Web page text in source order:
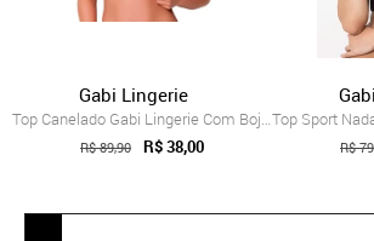
Gabi Lingerie
Top Canelado Gabi Lingerie Com Bojo Remo...
R$ 89,90 R$ 38,00 R$